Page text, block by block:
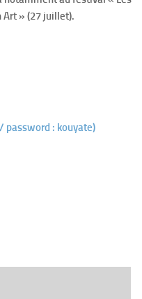
Art » (27 juillet).
password : kouyate)